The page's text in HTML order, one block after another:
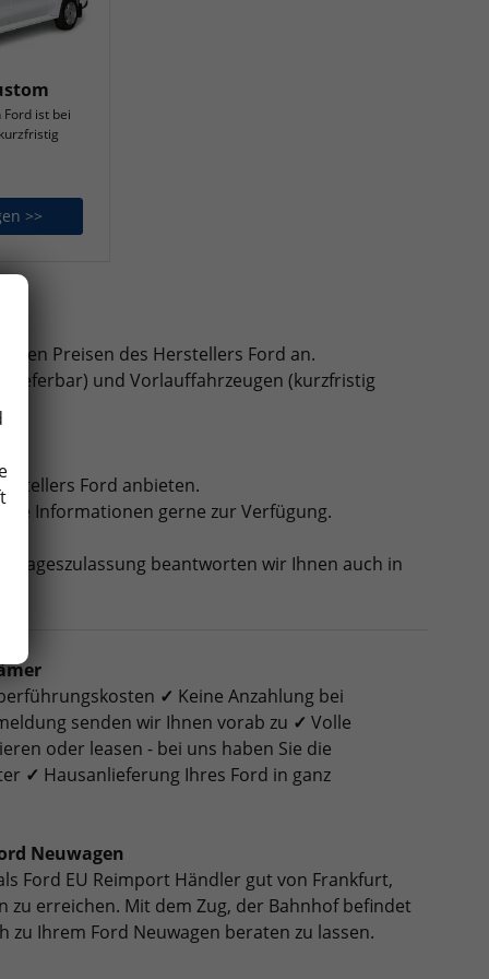
ist bei
>>
Preisen des Herstellers Ford an.
lieferbar) und Vorlauffahrzeugen (kurzfristig
Ford anbieten.
Informationen gerne zur Verfügung.
Tageszulassung beantworten wir Ihnen auch in
✓ Keine Anzahlung bei
senden wir Ihnen vorab zu ✓ Volle
oder leasen - bei uns haben Sie die
✓ Hausanlieferung Ihres Ford in ganz
Neuwagen
Ford EU Reimport Händler gut von Frankfurt,
erreichen. Mit dem Zug, der Bahnhof befindet
Ihrem Ford Neuwagen beraten zu lassen.